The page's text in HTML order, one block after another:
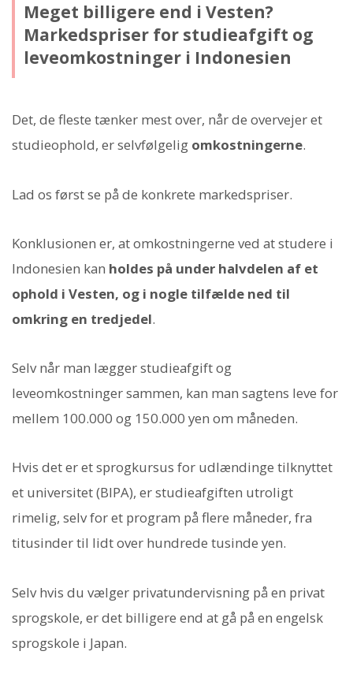
Meget billigere end i Vesten?
Markedspriser for studieafgift og
leveomkostninger i Indonesien
Det, de fleste tænker mest over, når de overvejer et
studieophold, er selvfølgelig omkostningerne.
Lad os først se på de konkrete markedspriser.
Konklusionen er, at omkostningerne ved at studere i
Indonesien kan holdes på under halvdelen af et
ophold i Vesten, og i nogle tilfælde ned til
omkring en tredjedel.
Selv når man lægger studieafgift og
leveomkostninger sammen, kan man sagtens leve for
mellem 100.000 og 150.000 yen om måneden.
Hvis det er et sprogkursus for udlændinge tilknyttet
et universitet (BIPA), er studieafgiften utroligt
rimelig, selv for et program på flere måneder, fra
titusinder til lidt over hundrede tusinde yen.
Selv hvis du vælger privatundervisning på en privat
sprogskole, er det billigere end at gå på en engelsk
sprogskole i Japan.